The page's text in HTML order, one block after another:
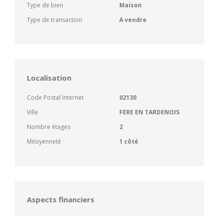
Type de bien
Maison
Type de transaction
A vendre
Localisation
Code Postal Internet
02130
Ville
FERE EN TARDENOIS
Nombre étages
2
Mitoyenneté
1 côté
Aspects financiers